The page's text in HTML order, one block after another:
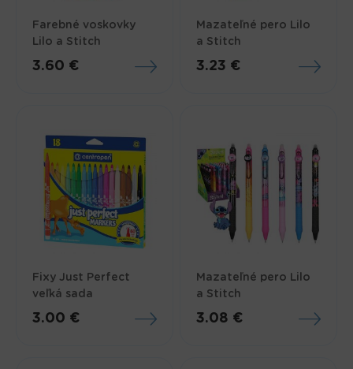
Farebné voskovky
Lilo a Stitch
3.60 €
Mazateľné pero Lilo
a Stitch
3.23 €
Fixy Just Perfect
veľká sada
3.00 €
Mazateľné pero Lilo
a Stitch
3.08 €